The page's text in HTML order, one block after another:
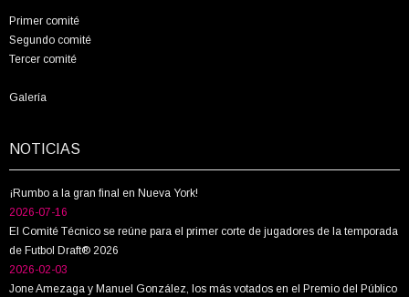
Primer comité
Segundo comité
Tercer comité
Galería
NOTICIAS
¡Rumbo a la gran final en Nueva York!
2026-07-16
El Comité Técnico se reúne para el primer corte de jugadores de la temporada
de Futbol Draft® 2026
2026-02-03
Jone Amezaga y Manuel González, los más votados en el Premio del Público